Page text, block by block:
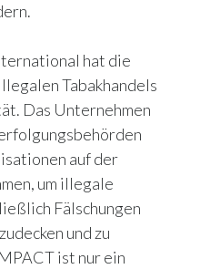
hat die
Tabakhandels
Das Unternehmen
auf der
um illegale
Fälschungen
und zu
ist nur ein